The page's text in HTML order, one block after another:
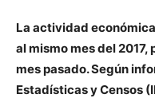
La actividad
al mismo mes del
mes pasado. Según
Estadísticas y Censos